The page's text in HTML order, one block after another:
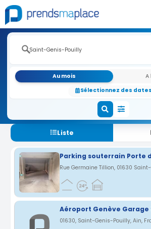
Au mois
A
Sélectionnez des dates
Liste
01630, Saint-Genis-Pouilly, Ain,